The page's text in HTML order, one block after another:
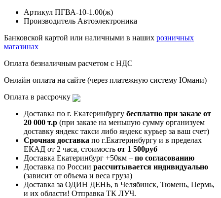
Артикул ПГВА-10-1.00(ж)
Производитель Автоэлектроника
Банковской картой или наличными в наших розничных
магазинах
Оплата безналичным расчетом с НДС
Онлайн оплата на сайте (через платежную систему Юмани)
Оплата в рассрочку
Доставка по г. Екатеринбургу бесплатно при заказе от
20 000 т.р (при заказе на меньшую сумму организуем
доставку яндекс такси либо яндекс курьер за ваш счет)
Срочная доставка по г.Екатеринбургу и в пределах
ЕКАД от 2 часа, стоимость от 1 500руб
Доставка Екатеринбург +50км – по согласованию
Доставка по России рассчитывается индивидуально
(зависит от объема и веса груза)
Доставка за ОДИН ДЕНЬ, в Челябинск, Тюмень, Пермь,
и их области! Отправка ТК ЛУЧ.